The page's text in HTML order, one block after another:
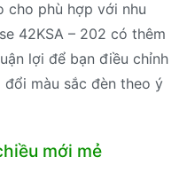
cho phù hợp với nhu
42KSA – 202 có thêm
lợi để bạn điều chỉnh
màu sắc đèn theo ý
mới mẻ